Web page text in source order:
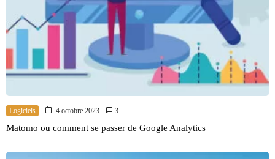
Logiciels 4 octobre 2023 3
Matomo ou comment se passer de Google Analytics